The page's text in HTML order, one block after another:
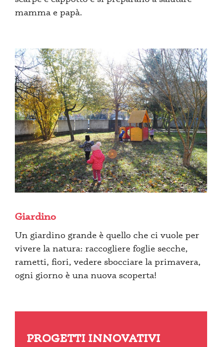
mamma e papà.
Giardino
Un giardino grande è quello che ci vuole per
vivere la natura: raccogliere foglie secche,
rametti, fiori, vedere sbocciare la primavera,
ogni giorno è una nuova scoperta!
PROGETTI INNOVATIVI